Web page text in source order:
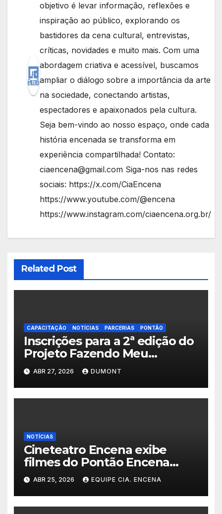
objetivo é levar informação, reflexões e
inspiração ao público, explorando os
bastidores da cena cultural, entrevistas,
críticas, novidades e muito mais. Com uma
abordagem criativa e acessível, buscamos
ampliar o diálogo sobre a importância da arte
na sociedade, conectando artistas,
espectadores e apaixonados pela cultura.
Seja bem-vindo ao nosso espaço, onde cada
história encenada se transforma em
experiência compartilhada! Contato:
ciaencena@gmail.com Siga-nos nas redes
sociais: https://x.com/CiaEncena
https://www.youtube.com/@encena
https://www.instagram.com/ciaencena.org.br/
Related Post
CAPACITAÇÃO NOTÍCIAS PARCERIAS PONTÃO
Inscrições para a 2ª edição do
Projeto Fazendo Meu
Primeiro Filme em Nova
Iguaçu
ABR 27, 2026 DUMONT
NOTÍCIAS
Cineteatro Encena exibe
filmes do Pontão Encena
Digital e aproxima famílias da
vida cultural da instituição
ABR 25, 2026 EQUIPE CIA. ENCENA